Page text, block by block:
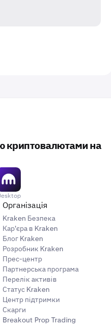
криптовалютами на
Організація
Kraken Безпека
Кар'єра в Kraken
Блог Kraken
Розробник Kraken
Прес-центр
Партнерська програма
Перелік активів
Статус Kraken
Центр підтримки
Скарги
Breakout Prop Trading